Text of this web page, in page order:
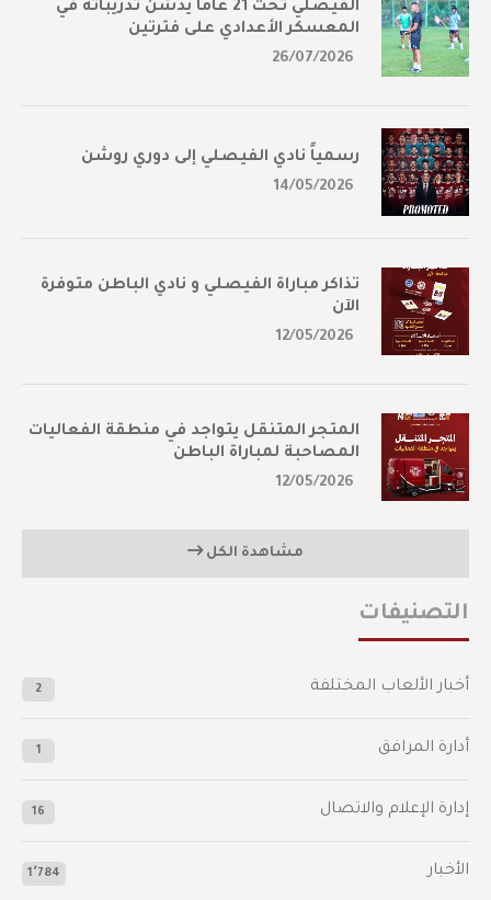
الفيصلي تحت 21 عامًا يدشن تدريباته في
المعسكر الأعدادي على فترتين
26/07/2026
رسمياً نادي الفيصلي إلى دوري روشن
14/05/2026
تذاكر مباراة الفيصلي و نادي الباطن متوفرة
الآن
12/05/2026
المتجر المتنقل يتواجد في منطقة الفعاليات
المصاحبة لمباراة الباطن
12/05/2026
مشاهدة الكل
التصنيفات
أخبار الألعاب المختلفة 2
أدارة المرافق 1
إدارة الإعلام والاتصال 16
الأخبار 1٬784